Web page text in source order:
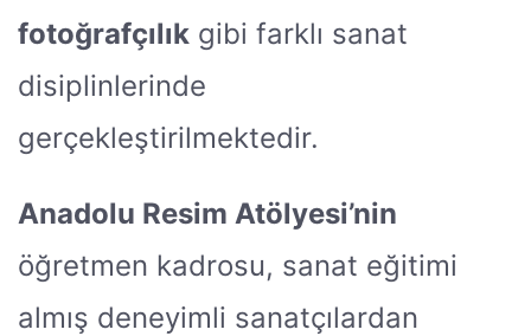
fotoğrafçılık gibi farklı sanat
disiplinlerinde
gerçekleştirilmektedir.
Anadolu Resim Atölyesi’nin
öğretmen kadrosu, sanat eğitimi
almış deneyimli sanatçılardan